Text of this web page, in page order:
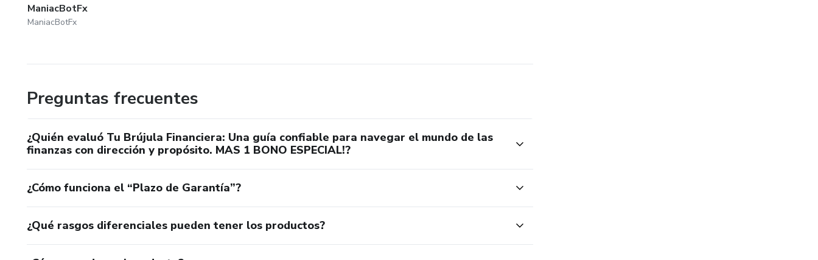
ManiacBotFx
ManiacBotFx
Preguntas frecuentes
¿Quién evaluó Tu Brújula Financiera: Una guía confiable para navegar el mundo de las
finanzas con dirección y propósito. MAS 1 BONO ESPECIAL!?
¿Cómo funciona el “Plazo de Garantía”?
¿Qué rasgos diferenciales pueden tener los productos?